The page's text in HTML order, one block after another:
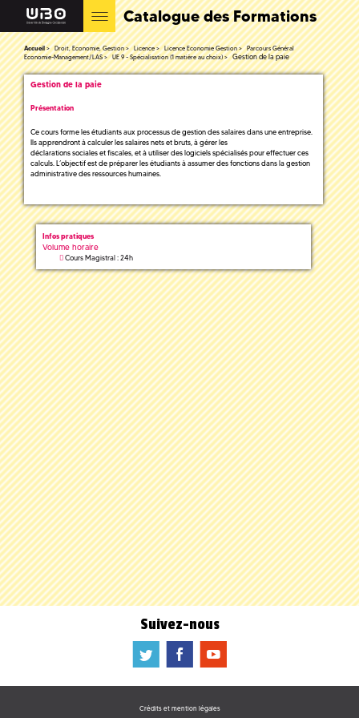
Catalogue des Formations
Accueil Droit, Economie, Gestion Licence Licence Economie Gestion
Parcours Général
Economie-Management/LAS
UE 9 - Spécialisation (1 matière au choix) Gestion de la paie
Gestion de la paie
Présentation
Ce cours forme les étudiants aux processus de gestion des salaires dans une entreprise.
Ils apprendront à calculer les salaires nets et bruts, à gérer les
déclarations sociales et fiscales, et à utiliser des logiciels spécialisés pour effectuer ces
calculs. L’objectif est de préparer les étudiants à assumer des fonctions dans la gestion
administrative des ressources humaines.
Infos pratiques
Volume horaire
Cours Magistral : 24h
Suivez-nous
a b f
Crédits et mention légales